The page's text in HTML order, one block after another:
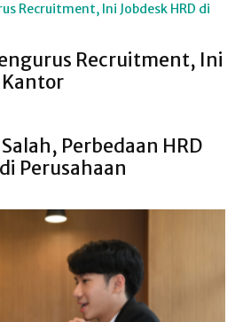
Recruitment, Ini
Kantor
Perbedaan HRD
Perusahaan